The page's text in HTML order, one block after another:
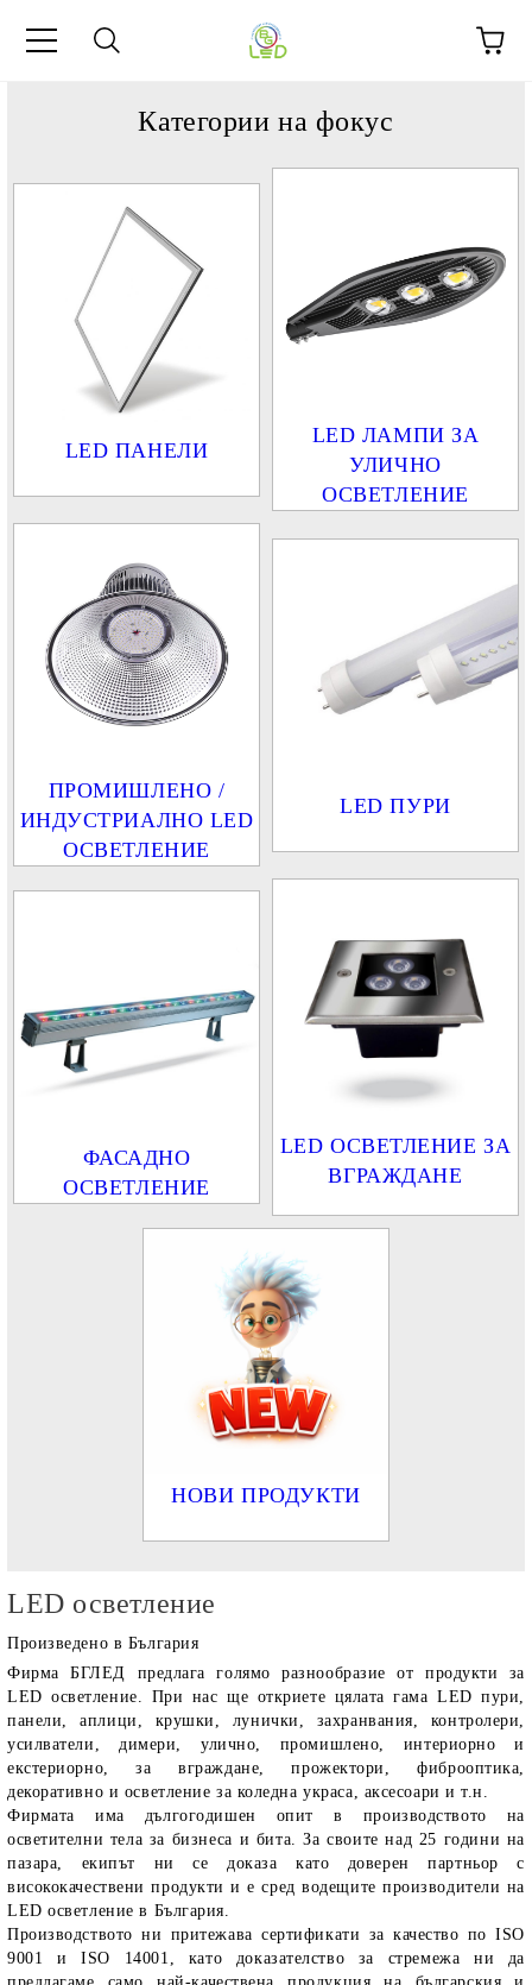
Категории на фокус
LED ПАНЕЛИ
LED ЛАМПИ ЗА
УЛИЧНО
ОСВЕТЛЕНИЕ
ПРОМИШЛЕНО /
ИНДУСТРИАЛНО LED
ОСВЕТЛЕНИЕ
LED ПУРИ
ФАСАДНО
ОСВЕТЛЕНИЕ
LED ОСВЕТЛЕНИЕ ЗА
ВГРАЖДАНЕ
НОВИ ПРОДУКТИ
LED осветление
Произведено в България
ФирмаБГЛЕД
предлага голямо разнообразие от продукти за
LED осветление. При нас ще откриете цялата гама LED пури,
панели, аплици, крушки, лунички, захранвания, контролери,
усилватели, димери, улично, промишлено, интериорно и
екстериорно, за вграждане, прожектори, фиброоптика,
декоративно и осветление за коледна украса, аксесоари и т.н.
Фирмата има дългогодишен опит в производството на
осветителни тела за бизнеса и бита. За своите над 25 години на
пазара, екипът ни се доказа като доверен партньор с
висококачествени продукти и е сред водещите производители на
LED осветление в България.
Производството ни притежава сертификати за качество по ISO
9001 и ISO 14001, като доказателство за стремежа ни да